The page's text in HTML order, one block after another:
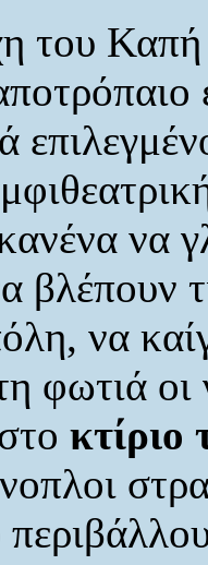
του Καπή
να
βλέπουν
να
φωτιά οι
κτίριο